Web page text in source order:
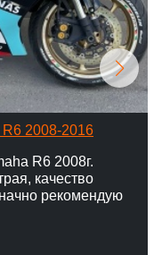
R6 2008-2016
R6 2008г.
качество
рекомендую